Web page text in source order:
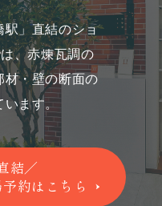
駅」直結のショ
、赤煉瓦調の
材・壁の断面の
ます。
結／
約はこちら